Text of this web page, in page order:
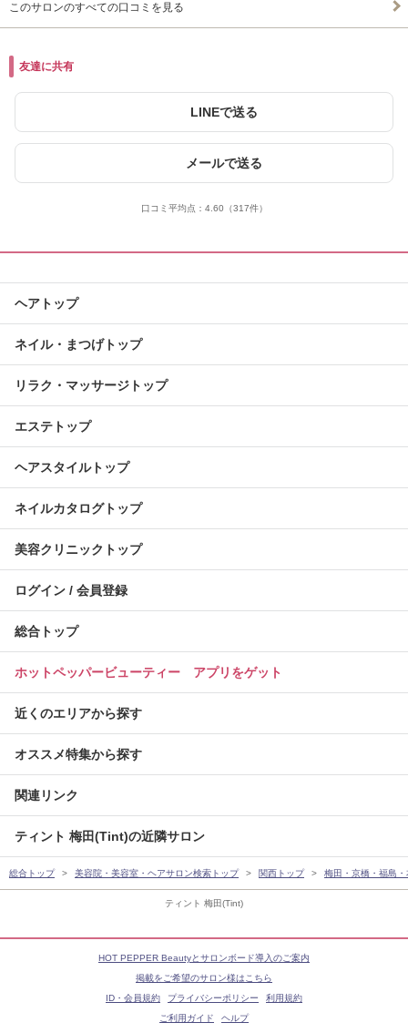
ティント 梅田(Tint)
このサロンのすべての口コミを見る
友達に共有
LINEで送る
メールで送る
口コミ平均点： 4.60 （317件）
ヘアトップ
ネイル・まつげトップ
リラク・マッサージトップ
エステトップ
ヘアスタイルトップ
ネイルカタログトップ
美容クリニックトップ
ログイン / 会員登録
総合トップ
ホットペッパービューティー アプリをゲット
近くのエリアから探す
オススメ特集から探す
関連リンク
ティント 梅田(Tint)の近隣サロン
総合トップ 美容院・美容室・ヘアサロン検索トップ 関西トップ 梅田・京橋・福島
HOT PEPPER Beautyとサロンボード導入のご案内
掲載をご希望のサロン様はこちら
ID・会員規約
プライバシーポリシー
利用規約
ご利用ガイド
ヘルプ